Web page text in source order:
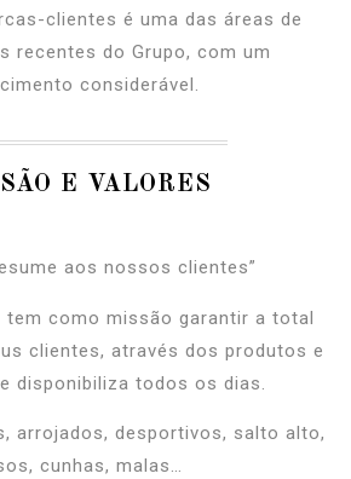
clientes é uma das áreas de
recentes do Grupo, com um
considerável.
E VALORES
aos nossos clientes”
tem como missão garantir a total
clientes, através dos produtos e
disponibiliza todos os dias.
arrojados, desportivos, salto alto,
cunhas, malas…